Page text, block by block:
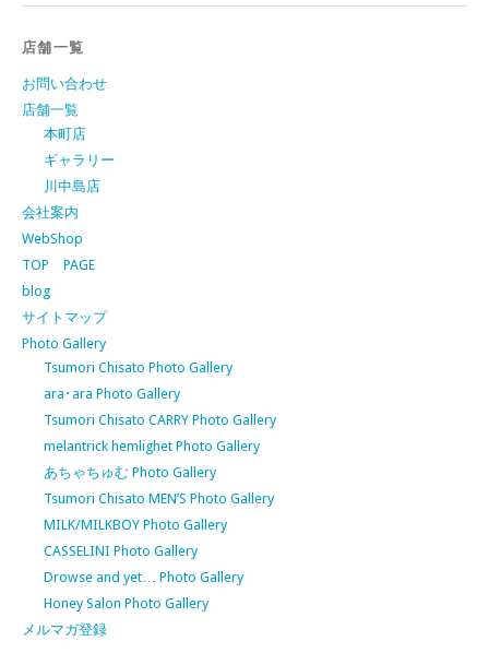
店舗一覧
お問い合わせ
店舗一覧
本町店
ギャラリー
川中島店
会社案内
WebShop
TOP PAGE
blog
サイトマップ
Photo Gallery
Tsumori Chisato Photo Gallery
ara･ara Photo Gallery
Tsumori Chisato CARRY Photo Gallery
melantrick hemlighet Photo Gallery
あちゃちゅむ Photo Gallery
Tsumori Chisato MEN’S Photo Gallery
MILK/MILKBOY Photo Gallery
CASSELINI Photo Gallery
Drowse and yet… Photo Gallery
Honey Salon Photo Gallery
メルマガ登録